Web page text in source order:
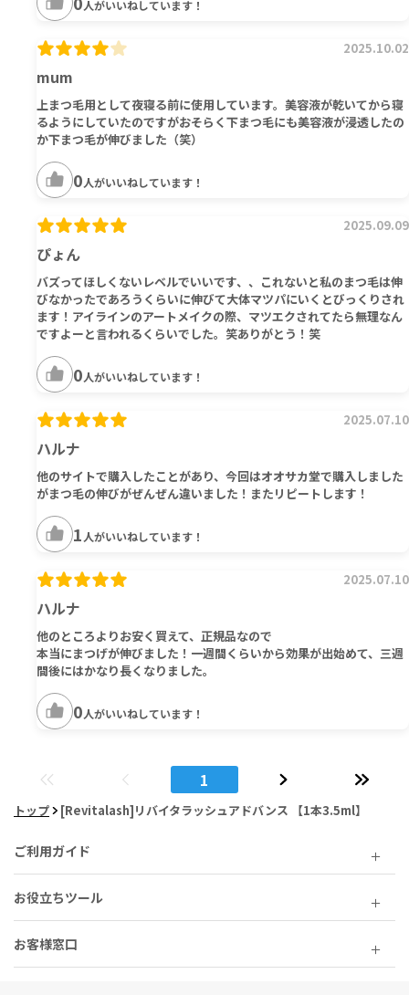
人がいいねしています！
mum
2025.10.02
上まつ毛用として夜寝る前に使用しています。美容液が乾いてから寝
るようにしていたのですがおそらく下まつ毛にも美容液が浸透したの
か下まつ毛が伸びました（笑）
0人がいいねしています！
ぴょん
2025.09.09
バズってほしくないレベルでいいです、、これないと私のまつ毛は伸
びなかったであろうくらいに伸びて大体マツパにいくとびっくりされ
ます！アイラインのアートメイクの際、マツエクされてたら無理なん
ですよーと言われるくらいでした。笑ありがとう！笑
0人がいいねしています！
ハルナ
2025.07.10
他のサイトで購入したことがあり、今回はオオサカ堂で購入しました
がまつ毛の伸びがぜんぜん違いました！またリピートします！
1 人がいいねしています！
ハルナ
2025.07.10
他のところよりお安く買えて、正規品なので
本当にまつげが伸びました！一週間くらいから効果が出始めて、三週
間後にはかなり長くなりました。
0人がいいねしています！
1
トップ [Revitalash]リバイタラッシュアドバンス 【1本3.5ml】
ご利用ガイド
お役立ちツール
お客様窓口